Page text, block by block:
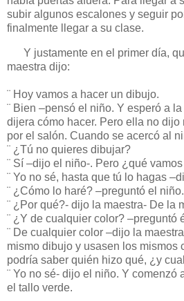
subir algunos escalones y seguir
finalmente llegar a su clase.
Y justamente en el primer día,
maestra dijo:
¨ Hoy vamos a hacer un dibujo.
¨ Bien –pensó el niño. Y esperó a
dijera cómo hacer. Pero ella no dijo
por el salón. Cuando se acercó al
¨ ¿Tú no quieres dibujar?
¨ Sí –dijo el niño-. Pero ¿qué
¨ Yo no sé, hasta que tú lo hagas
¨ ¿Cómo lo haré? –preguntó el niño.
¨ ¿Por qué?- dijo la maestra- De la
¨ ¿Y de cualquier color? –preguntó
¨ De cualquier color –dijo la
mismo dibujo y usasen los mismos
podría saber quién hizo qué, ¿y
¨ Yo no sé- dijo el niño. Y comenzó
el tallo verde.